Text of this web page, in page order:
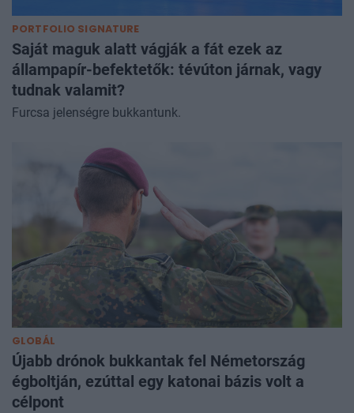
PORTFOLIO SIGNATURE
Saját maguk alatt vágják a fát ezek az
állampapír-befektetők: tévúton járnak, vagy
tudnak valamit?
Furcsa jelenségre bukkantunk.
GLOBÁL
Újabb drónok bukkantak fel Németország
égboltján, ezúttal egy katonai bázis volt a
célpont